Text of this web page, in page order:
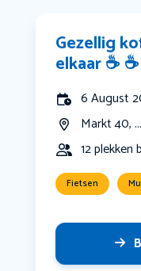
Gezellig
elkaar ☕️ ☕️
6 August
Markt 40, ...
12 plekken
Fietsen